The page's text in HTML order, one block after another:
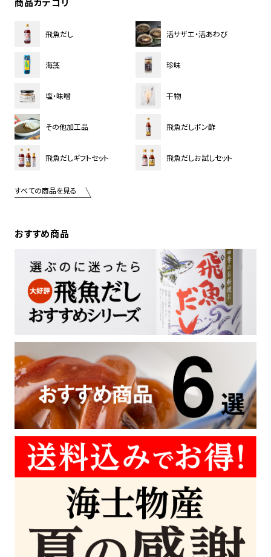
飛魚だし 活サザエ・活あわび
海藻 珍味
塩・味噌 干物
その他加工品 飛魚だしポン酢
飛魚だしギフトセット 飛魚だしお試しセット
すべての商品を見る
おすすめ商品